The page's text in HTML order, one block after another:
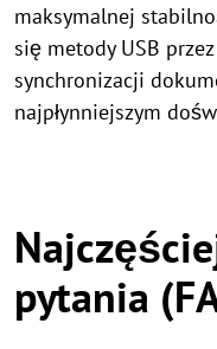
maksymalnej
się metody USB
synchronizacji
najpłynniejszym
pytania